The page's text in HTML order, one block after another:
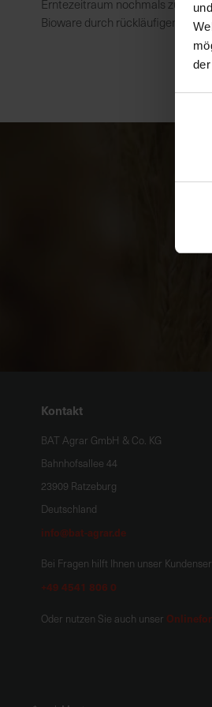
Erntezeitraum nochmals
Bioware durch rückläufigen
Kontakt
BAT Agrar GmbH & Co. KG
Bahnhofsallee 44
23909 Ratzeburg
Deutschland
info@bat-agrar.de
Bei Fragen hilft Ihnen unser
+49 4541 806 0
Oder nutzen Sie auch unser